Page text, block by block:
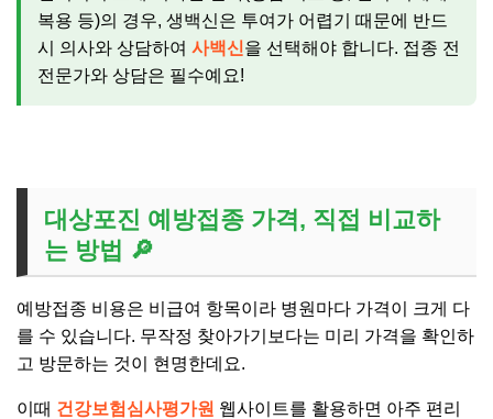
복용 등)의 경우, 생백신은 투여가 어렵기 때문에 반드
시 의사와 상담하여 사백신을 선택해야 합니다. 접종 전
전문가와 상담은 필수예요!
대상포진 예방접종 가격, 직접 비교하
는 방법 🔎
예방접종 비용은 비급여 항목이라 병원마다 가격이 크게 다
를 수 있습니다. 무작정 찾아가기보다는 미리 가격을 확인하
고 방문하는 것이 현명한데요.
이때 건강보험심사평가원 웹사이트를 활용하면 아주 편리